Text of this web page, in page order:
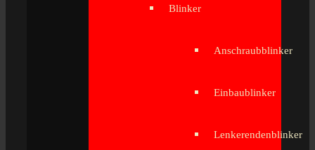
Blinker
Anschraubblinker
Einbaublinker
Lenkerendenblinker